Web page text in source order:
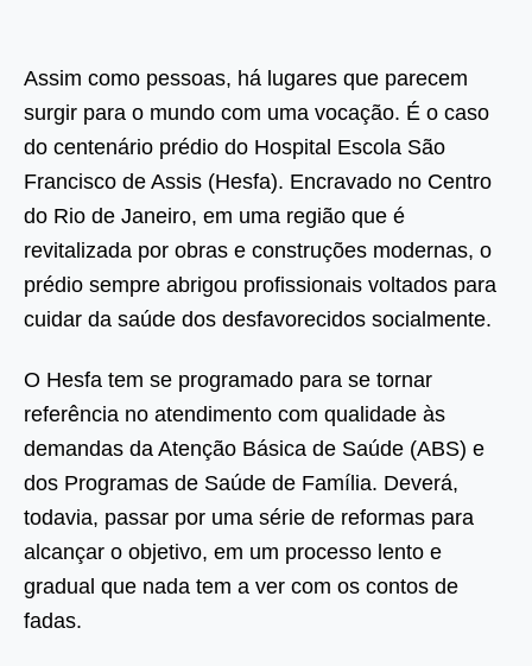
Assim como pessoas, há lugares que parecem
surgir para o mundo com uma vocação. É o caso
do centenário prédio do Hospital Escola São
Francisco de Assis (Hesfa). Encravado no Centro
do Rio de Janeiro, em uma região que é
revitalizada por obras e construções modernas, o
prédio sempre abrigou profissionais voltados para
cuidar da saúde dos desfavorecidos socialmente.
O Hesfa tem se programado para se tornar
referência no atendimento com qualidade às
demandas da Atenção Básica de Saúde (ABS) e
dos Programas de Saúde de Família. Deverá,
todavia, passar por uma série de reformas para
alcançar o objetivo, em um processo lento e
gradual que nada tem a ver com os contos de
fadas.